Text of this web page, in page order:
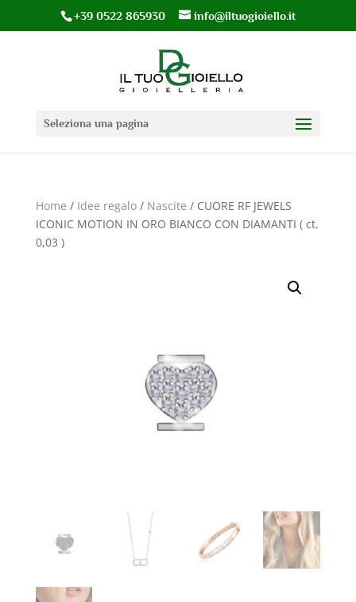
+39 0522 865930 info@iltuogioiello.it
Seleziona una pagina
Home / Idee regalo/ Nascite / CUORE RF JEWELS
ICONIC MOTION IN ORO BIANCO CON DIAMANTI ( ct.
0,03 )